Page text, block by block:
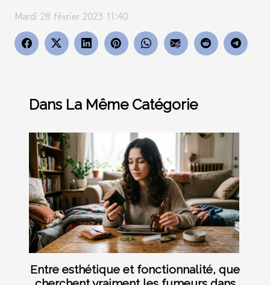
Mardi 28 février 2023 11:40
Dans La Même Catégorie
Entre esthétique et fonctionnalité, que